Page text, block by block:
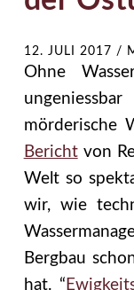
12. JULI 2017 /
Ohne
mörderische
Berichtvon
Welt so
wir, wie
Bergbau
hat. “